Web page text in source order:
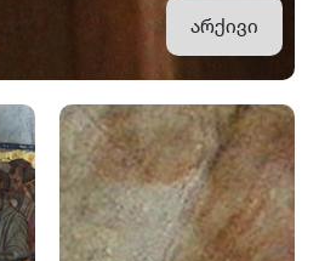
არქივი